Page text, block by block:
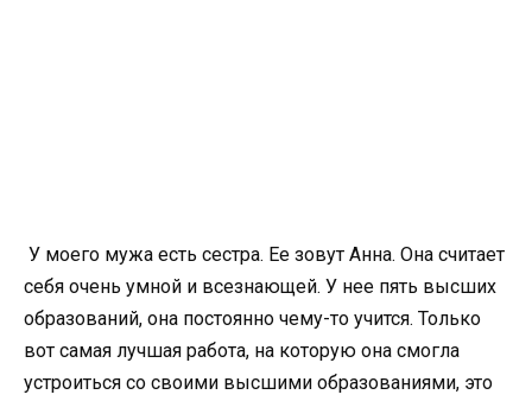
У моего мужа есть сестра. Ее зовут Анна. Она считает
себя очень умной и всезнающей. У нее пять высших
образований, она постоянно чему-то учится. Только
вот самая лучшая работа, на которую она смогла
устроиться со своими высшими образованиями, это